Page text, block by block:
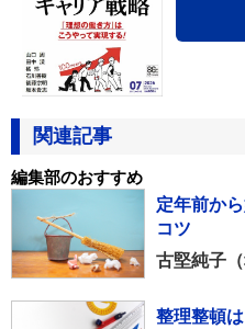
関連記事
編集部のおすすめ
定年前か
コツ
古堅純子
整理整頓